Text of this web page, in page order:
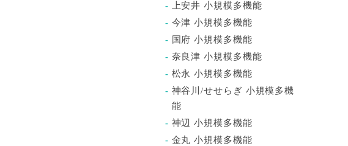
上安井 小規模多機能
今津 小規模多機能
国府 小規模多機能
奈良津 小規模多機能
松永 小規模多機能
神谷川/せせらぎ 小規模多機
能
神辺 小規模多機能
金丸 小規模多機能